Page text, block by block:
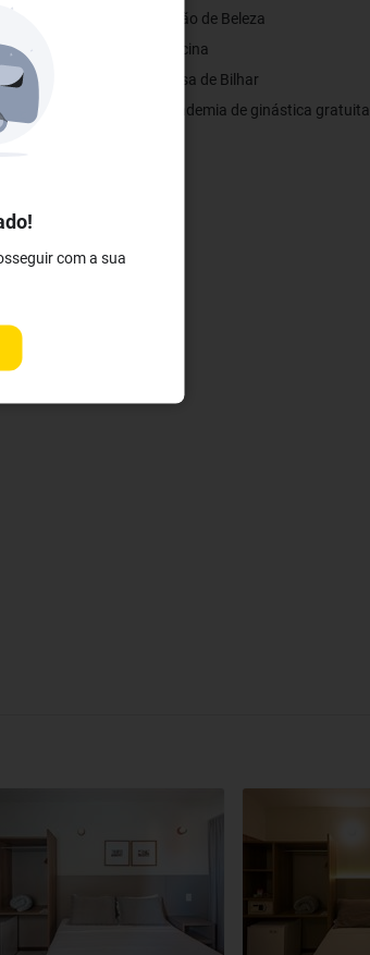
com a sua
✓ Salão de Beleza
✓ Piscina
✓ Mesa de Bilhar
✓ Academia de ginástica gratuita